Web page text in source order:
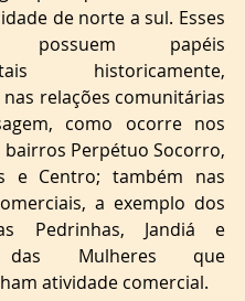
de norte a sul. Esses
possuem papéis
historicamente,
relações comunitárias
como ocorre nos
bairros Perpétuo Socorro,
e Centro; também nas
a exemplo dos
Pedrinhas, Jandiá e
das Mulheres que
atividade comercial.